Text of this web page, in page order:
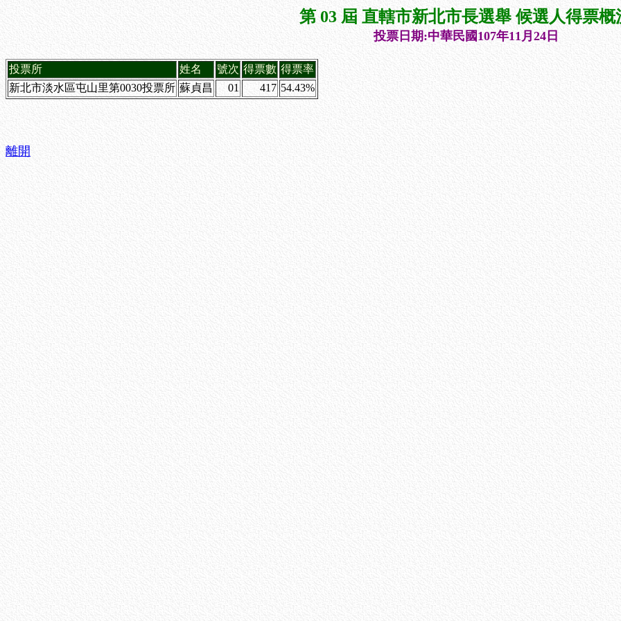
第 03 屆 直轄市新北市長選舉 候選人得票概
投票日期:中華民國107年11月24日
投票所 姓名 號次 得票數 得票率
新北市淡水區屯山里第0030投票所 蘇貞昌 01 417 54.43%
離開